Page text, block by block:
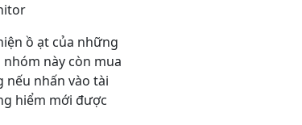
ồ ạt của những
này còn mua
nhấn vào tài
hiểm mới được